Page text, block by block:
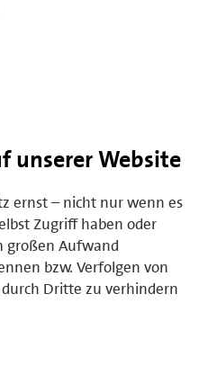
unserer Website
ernst – nicht nur wenn es
Zugriff haben oder
großen Aufwand
bzw. Verfolgen von
Dritte zu verhindern